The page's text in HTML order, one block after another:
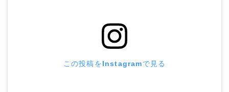
この投稿をInstagramで見る